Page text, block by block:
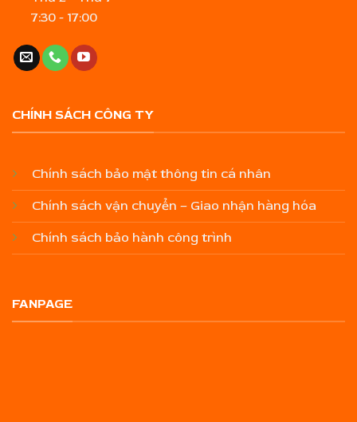
7:30 - 17:00
CHÍNH SÁCH CÔNG TY
Chính sách bảo mật thông tin cá nhân
Chính sách vận chuyển – Giao nhận hàng hóa
Chính sách bảo hành công trình
FANPAGE